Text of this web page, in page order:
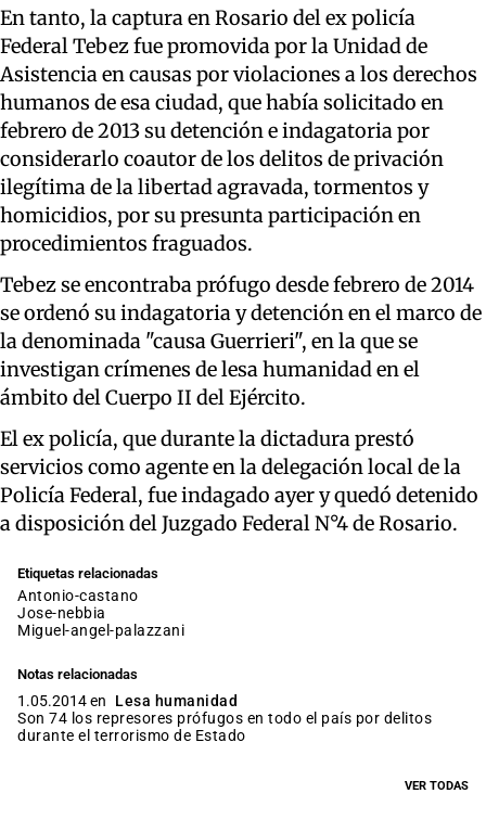
En tanto, la captura en Rosario del ex policía
Federal Tebez fue promovida por la Unidad de
Asistencia en causas por violaciones a los derechos
humanos de esa ciudad, que había solicitado en
febrero de 2013 su detención e indagatoria por
considerarlo coautor de los delitos de privación
ilegítima de la libertad agravada, tormentos y
homicidios, por su presunta participación en
procedimientos fraguados.
Tebez se encontraba prófugo desde febrero de 2014
se ordenó su indagatoria y detención en el marco de
la denominada "causa Guerrieri", en la que se
investigan crímenes de lesa humanidad en el
ámbito del Cuerpo II del Ejército.
El ex policía, que durante la dictadura prestó
servicios como agente en la delegación local de la
Policía Federal, fue indagado ayer y quedó detenido
a disposición del Juzgado Federal N°4 de Rosario.
Etiquetas relacionadas
antonio-castano
jose-nebbia
miguel-angel-palazzani
Notas relacionadas
1.05.2014 en
Lesa humanidad
Son 74 los represores prófugos en todo el país por delitos
durante el terrorismo de Estado
VER TODAS